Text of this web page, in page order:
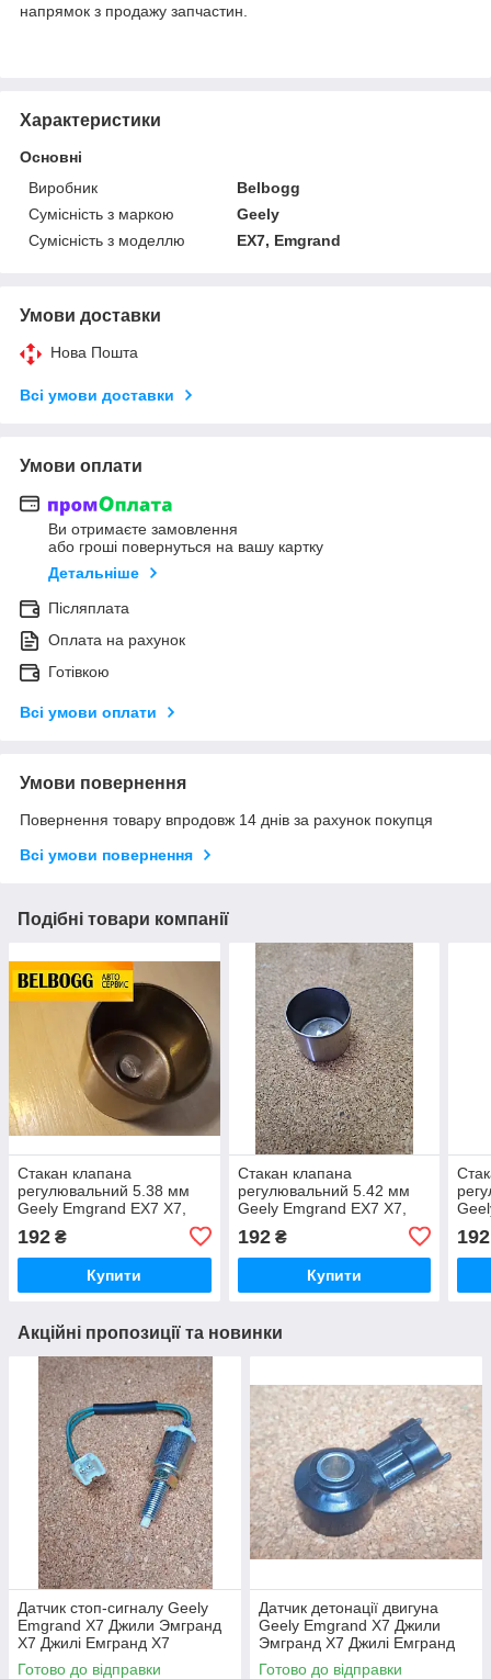
напрямок з продажу запчастин.
Характеристики
Основні
Виробник
Belbogg
Сумісність з маркою
Geely
Сумісність з моделлю
EX7, Emgrand
Умови доставки
Нова Пошта
Всі умови доставки
Умови оплати
Ви отримаєте замовлення
або гроші повернуться на вашу картку
Детальніше
Післяплата
Оплата на рахунок
Готівкою
Всі умови оплати
Умови повернення
Повернення товару впродовж 14 днів за рахунок покупця
Всі умови повернення
Подібні товари компанії
Стакан клапана
регулювальний 5.38 мм
Geely Emgrand EX7 X7,
Джилі Емгранд Х7, Джилі
Емгранд Х7
192 ₴
Купити
Стакан клапана
регулювальний 5.42 мм
Geely Emgrand EX7 X7,
Джилі Емгранд Х7, Джилі
Емгранд Х7
192₴
Купити
192
Акційні пропозиції та новинки
Датчик стоп-сигналу Geely
Emgrand X7 Джили Эмгранд
Х7 Джилі Емгранд Х7
Готово до відправки
Датчик детонації двигуна
Geely Emgrand X7 Джили
Эмгранд Х7 Джилі Емгранд
Х7
Готово до відправки